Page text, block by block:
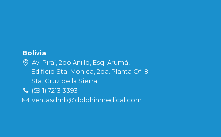
Bolivia
Av. Piraí, 2do Anillo, Esq. Arumá,
Edificio Sta. Monica, 2da. Planta Of. 8
Sta. Cruz de la Sierra.
(59 1) 7213 3393
ventasdmb@dolphinmedical.com